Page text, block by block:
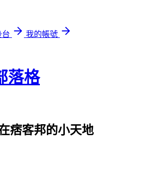
台
我的帳號
落格
痞客邦的小天地